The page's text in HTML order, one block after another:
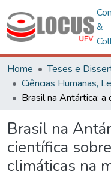
&
Home
Teses e
Brasil na
científica
climáticas na